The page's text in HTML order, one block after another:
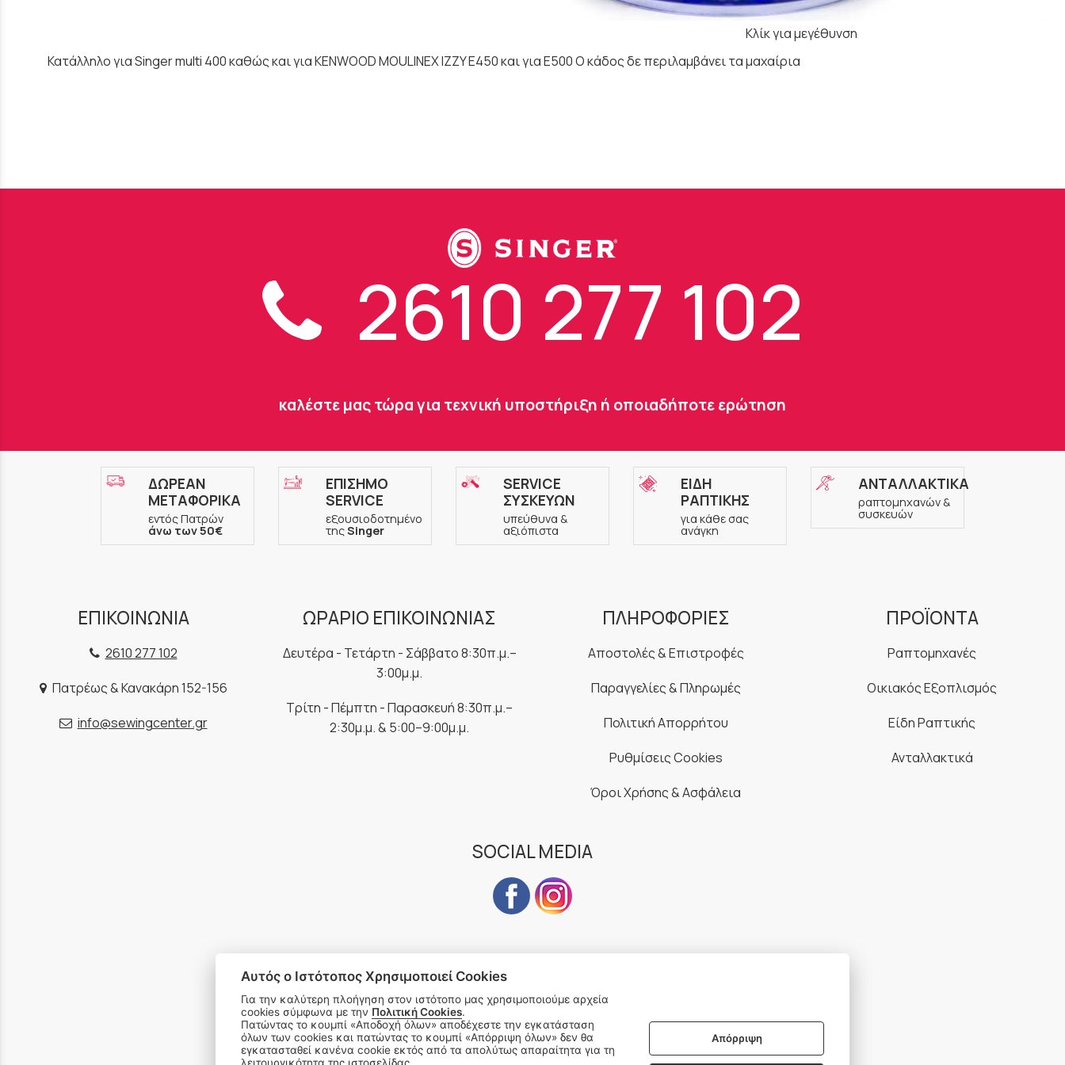
Κλίκ για μεγέθυνση
Κατάλληλο για Singer multi 400 καθώς και για KENWOOD MOULINEX IZZY E450 και για E500 Ο κάδος δε περιλαμβάνει τα μαχαίρια
2610 277 102
καλέστε μας τώρα για τεχνική υποστήριξη ή οποιαδήποτε ερώτηση
ΔΩΡΕΑΝ
ΜΕΤΑΦΟΡΙΚΑ
εντός Πατρών
άνω των 50€
ΕΠΙΣΗΜΟ
SERVICE
εξουσιοδοτημένο
τηςSinger
SERVICE
ΣΥΣΚΕΥΩΝ
υπεύθυνα &
αξιόπιστα
ΕΙΔΗ
ΡΑΠΤΙΚΗΣ
για κάθε σας
ανάγκη
ΑΝΤΑΛΛΑΚΤΙΚΑ
ραπτομηχανών &
συσκευών
ΕΠΙΚΟΙΝΩΝΙΑ
2610 277 102
Πατρέως & Κανακάρη 152-156
info@sewingcenter.gr
ΩΡΑΡΙΟ ΕΠΙΚΟΙΝΩΝΙΑΣ
Δευτέρα - Τετάρτη - Σάββατο 8:30π.μ.–
3:00μ.μ.
Τρίτη - Πέμπτη - Παρασκευή 8:30π.μ.–
2:30μ.μ. & 5:00–9:00μ.μ.
ΠΛΗΡΟΦΟΡΙΕΣ
Αποστολές & Επιστροφές
Παραγγελίες & Πληρωμές
Πολιτική Απορρήτου
Ρυθμίσεις Cookies
Όροι Χρήσης & Ασφάλεια
ΠΡΟΪΟΝΤΑ
Ραπτομηχανές
Οικιακός Εξοπλισμός
Είδη Ραπτικής
Ανταλλακτικά
SOCIAL MEDIA
Subscribe to our Newsletter
email address
Αυτός ο Ιστότοπος Χρησιμοποιεί Cookies
Για την καλύτερη πλοήγηση στον ιστότοπο μας χρησιμοποιούμε αρχεία
cookies σύμφωνα με την Πολιτική Cookies.
Πατώντας το κουμπί «Αποδοχή όλων» αποδέχεστε την εγκατάσταση
όλων των cookies και πατώντας το κουμπί «Απόρριψη όλων» δεν θα
εγκατασταθεί κανένα cookie εκτός από τα απολύτως απαραίτητα για τη
Απόρριψη